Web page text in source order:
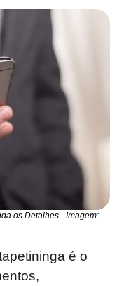
os Detalhes - Imagem:
é o